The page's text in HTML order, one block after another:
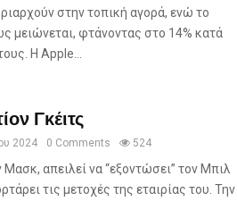
στην τοπική αγορά, ενώ το
μειώνεται, φτάνοντας στο 14% κατά
Η Apple...
Γκέιτς
2024 0 Comments 524
απειλεί να “εξοντώσει” τον Μπιλ
τις μετοχές της εταιρίας του. Την